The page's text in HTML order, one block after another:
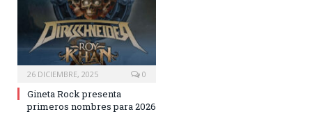
26 DICIEMBRE, 2025 0
Gineta Rock presenta
primeros nombres para 2026